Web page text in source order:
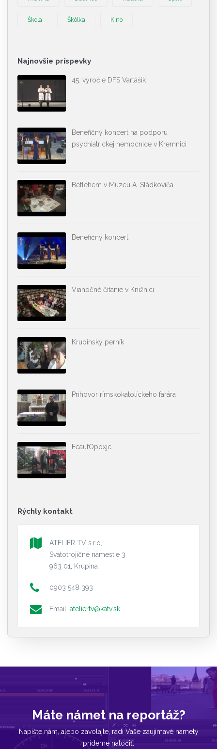
Škola Škôlka Kino
Najnovšie príspevky
45. výročie DFS Vartášik
Benefičný koncert na podporu
psychiatrickej nemocnice v Kremnici
Betlehem v Múzeu A. Sládkoviča
Benefičný koncert
Vianočné čítanie v Knižnici
Krupinský perník
Príhovor rímskokatolíckeho farára
FeaufOpoxjc
Rýchly kontakt
ATELIER TV s.r.o,
Svätotrojičné námestie 3
963 01, Krupina
0903 548 393
Email :ateliertv@katv.sk
Máte námet na reportáž?
Napíšte nám, alebo zavolajte, radi Vaše zaujímavé námety
prídeme natočiť.